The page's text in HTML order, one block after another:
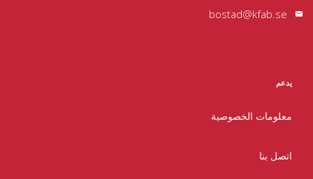
bostad@kfab.se
يدعم
معلومات الخصوصية
اتصل بنا